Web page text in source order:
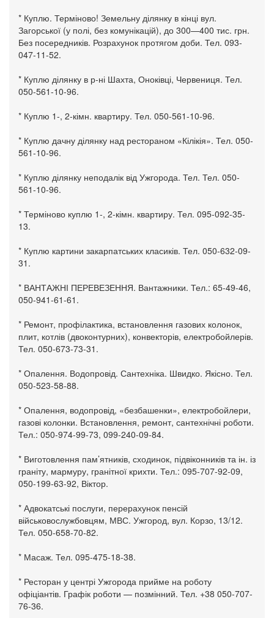
* Куплю. Терміново! Земельну ділянку в кінці вул.
Загорської (у полі, без комунікацій), до 300—400 тис. грн.
Без посередників. Розрахунок протягом доби. Тел. 093-
047-11-52.
* Куплю ділянку в р-ні Шахта, Оноківці, Червениця. Тел.
050-561-10-96.
* Куплю 1-, 2-кімн. квартиру. Тел. 050-561-10-96.
* Куплю дачну ділянку над рестораном «Кілікія». Тел. 050-
561-10-96.
* Куплю ділянку неподалік від Ужгорода. Тел. Тел. 050-
561-10-96.
* Терміново куплю 1-, 2-кімн. квартиру. Тел. 095-092-35-
13.
* Куплю картини закарпатських класиків. Тел. 050-632-09-
31.
* ВАНТАЖНІ ПЕРЕВЕЗЕННЯ. Вантажники. Тел.: 65-49-46,
050-941-61-61.
* Ремонт, профілактика, встановлення газових колонок,
плит, котлів (двоконтурних), конвекторів, електробойлерів.
Тел. 050-673-73-31.
* Опалення. Водопровід. Сантехніка. Швидко. Якісно. Тел.
050-523-58-88.
* Опалення, водопровід, «безбашенки», електробойлери,
газові колонки. Встановлення, ремонт, сантехнічні роботи.
Тел.: 050-974-99-73, 099-240-09-84.
* Виготовлення пам’ятників, сходинок, підвіконників та ін. із
граніту, мармуру, гранітної крихти. Тел.: 095-707-92-09,
050-199-63-92, Віктор.
* Адвокатські послуги, перерахунок пенсій
військовослужбовцям, МВС. Ужгород, вул. Корзо, 13/12.
Тел. 050-658-70-82.
* Масаж. Тел. 095-475-18-38.
* Ресторан у центрі Ужгорода прийме на роботу
офіціантів. Графік роботи — позмінний. Тел. +38 050-707-
76-36.